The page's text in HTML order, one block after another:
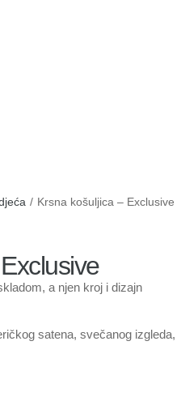
/ Krsna košuljica – Exclusive
a njen kroj i dizajn
satena, svečanog izgleda,